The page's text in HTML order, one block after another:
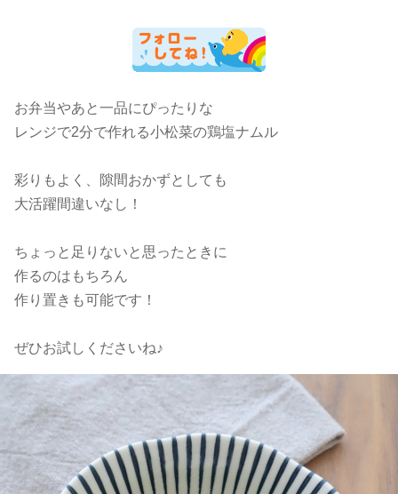
お弁当やあと一品にぴったりな
レンジで2分で作れる小松菜の鶏塩ナムル
彩りもよく、隙間おかずとしても
大活躍間違いなし！
ちょっと足りないと思ったときに
作るのはもちろん
作り置きも可能です！
ぜひお試しくださいね♪